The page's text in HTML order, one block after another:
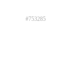
#753285